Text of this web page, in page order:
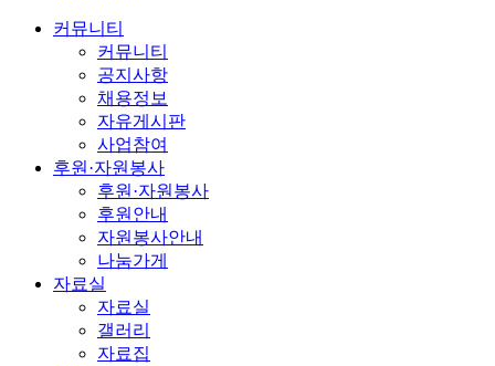
커뮤니티
커뮤니티
공지사항
채용정보
자유게시판
사업참여
후원·자원봉사
후원·자원봉사
후원안내
자원봉사안내
나눔가게
자료실
자료실
갤러리
자료집